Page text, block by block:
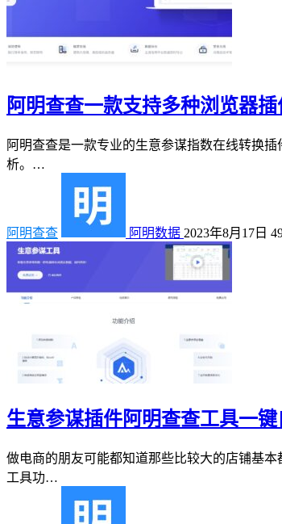
阿明查查一款支持多种浏览器
阿明查查是一款专业的生意参谋指数在线转换
析。…
阿明查查 阿明数据 2023年8月17日
生意参谋插件阿明查查工具一
做电商的朋友可能都知道那些比较大的店铺基
工具功…